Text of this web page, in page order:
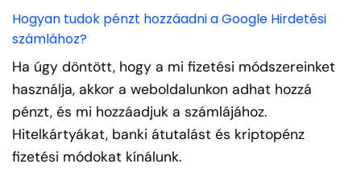
Hogyan tudok pénzt hozzáadni a Google Hirdetési
számlához?
Ha úgy döntött, hogy a mi fizetési módszereinket
használja, akkor a weboldalunkon adhat hozzá
pénzt, és mi hozzáadjuk a számlájához.
Hitelkártyákat, banki átutalást és kriptopénz
fizetési módokat kínálunk.